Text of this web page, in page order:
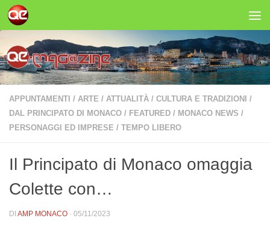
Salta al contenuto
APPUNTAMENTI / ARTE / ATTUALITÀ / CULTURA E TRADIZIONI
/
DAL PRINCIPATO DI MONACO / FEATURED / MONACO NEWS /
PERSONAGGI ED IMPRESE / TEMPO LIBERO
Il Principato di Monaco omaggia
Colette con…
DI AMP MONACO · 05/11/2023